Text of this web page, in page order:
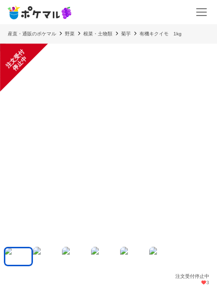
産直・通販のポケマル 野菜 根菜・土物類 菊芋 有機キクイモ 1kg
注
文
受
付
停
止
中
注文受付停止中
3